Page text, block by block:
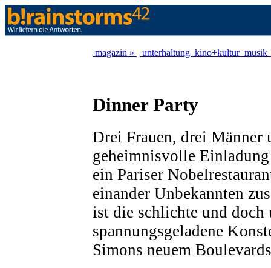
magazin » unterhaltung kino+kultur musik
Dinner Party
Drei Frauen, drei Männer
geheimnisvolle
ein Pariser
einander Unbekannten
ist die schlichte und doch
spannungsgeladene
Simons neuem